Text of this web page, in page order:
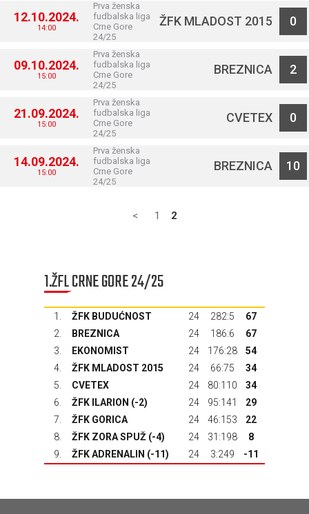
12.10.2024.
14:00
Prva ženska
fudbalska liga
Crne Gore
24/25
ŽFK MLADOST 2015 0
09.10.2024.
15:00
Prva ženska
fudbalska liga
Crne Gore
24/25
BREZNICA 2
21.09.2024.
15:00
Prva ženska
fudbalska liga
Crne Gore
24/25
CVETEX 0
14.09.2024.
15:00
Prva ženska
fudbalska liga
Crne Gore
24/25
BREZNICA 10
< 1 2
1.ŽFL CRNE GORE 24/25
1. ŽFK BUDUĆNOST 24 282:5
67
2.
BREZNICA 24 186:6
67
3.
EKONOMIST 24 176:28
54
4.
ŽFK MLADOST 2015 24 66:75
34
5.
CVETEX 24 80:110
34
6.
ŽFK ILARION (-2) 24 95:141
29
7.
ŽFK GORICA 24 46:153
22
8.
ŽFK ZORA SPUŽ (-4) 24 31:198
8
9.
ŽFK ADRENALIN (-11) 24 3:249 -11